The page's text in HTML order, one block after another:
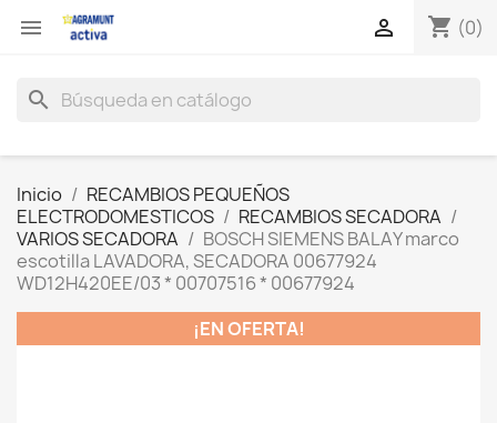
 shopping_cart (0)

search
Inicio
RECAMBIOS PEQUEÑOS
ELECTRODOMESTICOS
RECAMBIOS SECADORA
VARIOS SECADORA
BOSCH SIEMENS BALAY marco
escotilla LAVADORA, SECADORA 00677924
WD12H420EE/03 * 00707516 * 00677924
¡EN OFERTA!